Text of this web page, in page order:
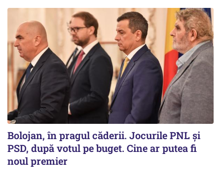
Bolojan, în pragul căderii. Jocurile PNL și
PSD, după votul pe buget. Cine ar putea fi
noul premier